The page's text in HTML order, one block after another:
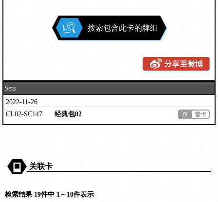
搜索包含此卡的牌组
Sets
2022-11-26
CL02-SC147
经典包02 N 普卡
关联卡
检索结果 19件中 1～10件表示